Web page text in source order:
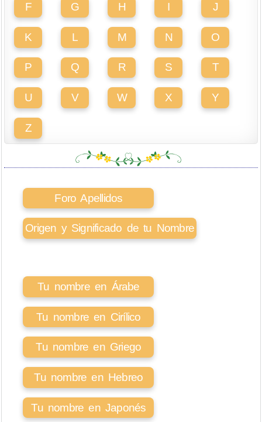
F G H I J
K L M N O
P Q R S T
U V W X Y
Z
Foro Apellidos
Origen y Significado de tu Nombre
Tu nombre en Árabe
Tu nombre en Cirílico
Tu nombre en Griego
Tu nombre en Hebreo
Tu nombre en Japonés